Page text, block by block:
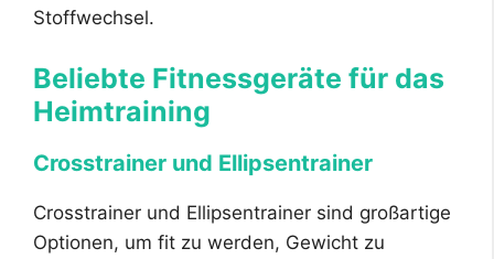
Stoffwechsel.
Beliebte Fitnessgeräte für das
Heimtraining
Crosstrainer und Ellipsentrainer
Crosstrainer und Ellipsentrainer sind großartige
Optionen, um fit zu werden, Gewicht zu